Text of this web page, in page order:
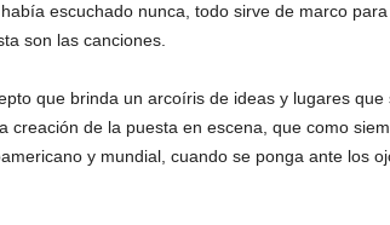
escuchado nunca, todo sirve de marco para
son las canciones.
que brinda un arcoíris de ideas y lugares que
creación de la puesta en escena, que como
y mundial, cuando se ponga ante los